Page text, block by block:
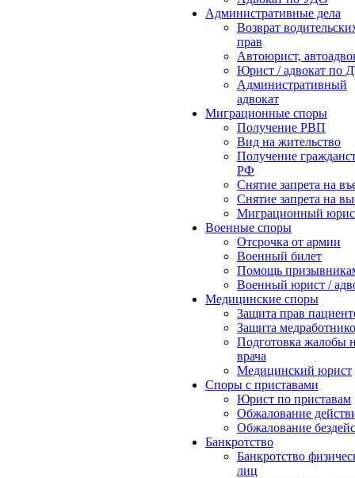
Административные дела
Возврат
прав
Автоюрист,
Юрист / адвокат по
Административный
адвокат
Миграционные споры
Получение РВП
Вид на жительство
Получение
РФ
Снятие запрета на
Снятие запрета на
Миграционный
Военные споры
Отсрочка от армии
Военный билет
Помощь
Военный юрист /
Медицинские споры
Защита прав
Защита
Подготовка жалобы
врача
Медицинский юрист
Споры с приставами
Юрист по приставам
Обжалование
Обжалование
Банкротство
Банкротство
лиц